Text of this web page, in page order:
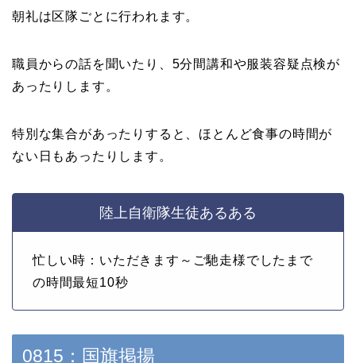
朝礼は区隊ごとに行われます。
職員からの話を聞いたり、5分間講和や服装容疑点検が
あったりします。
特別な集合があったりすると、ほとんど食事の時間が
ない日もあったりします。
陸上自衛隊生徒あるある
忙しい時：いただきます～ご馳走様でしたまで
の時間最短10秒
0815：国旗掲揚